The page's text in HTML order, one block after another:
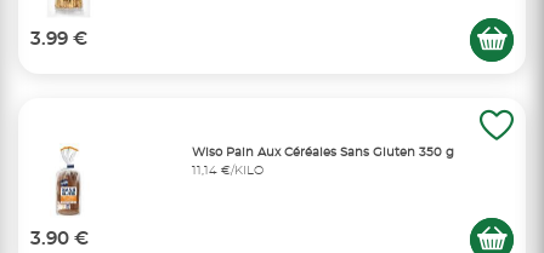
3.99 €
Wiso Pain Aux Céréales Sans Gluten 350 g
11,14 €/KILO
3.90 €